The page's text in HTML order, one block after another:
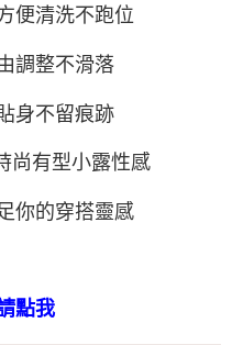
便清洗不跑位
調整不滑落
身不留痕跡
尚有型小露性感
你的穿搭靈感
點我